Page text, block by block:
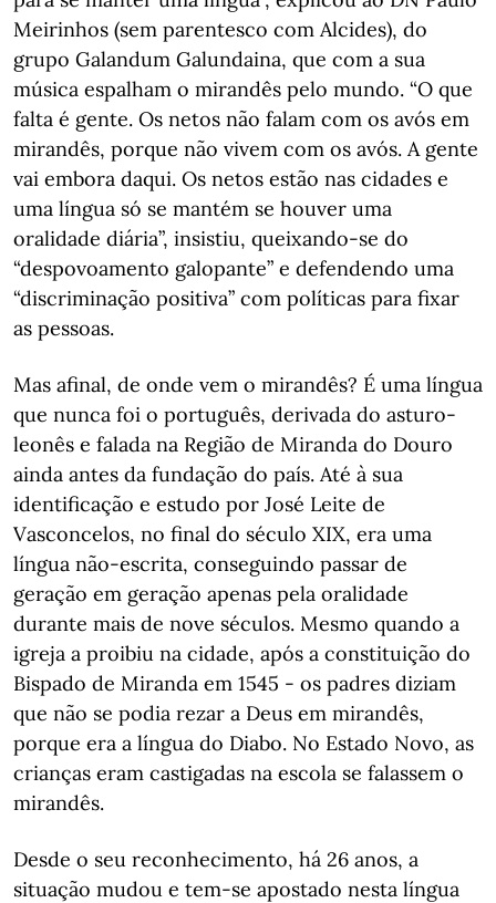
Meirinhos (sem parentesco com Alcides), do
grupo Galandum Galundaina, que com a sua
música espalham o mirandês pelo mundo. “O que
falta é gente. Os netos não falam com os avós em
mirandês, porque não vivem com os avós. A gente
vai embora daqui. Os netos estão nas cidades e
uma língua só se mantém se houver uma
oralidade diária”, insistiu, queixando-se do
“despovoamento galopante” e defendendo uma
“discriminação positiva” com políticas para fixar
as pessoas.
Mas afinal, de onde vem o mirandês? É uma língua
que nunca foi o português, derivada do asturo-
leonês e falada na Região de Miranda do Douro
ainda antes da fundação do país. Até à sua
identificação e estudo por José Leite de
Vasconcelos, no final do século XIX, era uma
língua não-escrita, conseguindo passar de
geração em geração apenas pela oralidade
durante mais de nove séculos. Mesmo quando a
igreja a proibiu na cidade, após a constituição do
Bispado de Miranda em 1545 - os padres diziam
que não se podia rezar a Deus em mirandês,
porque era a língua do Diabo. No Estado Novo, as
crianças eram castigadas na escola se falassem o
mirandês.
Desde o seu reconhecimento, há 26 anos, a
situação mudou e tem-se apostado nesta língua